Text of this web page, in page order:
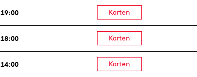
19:00 Karten
18:00 Karten
14:00 Karten